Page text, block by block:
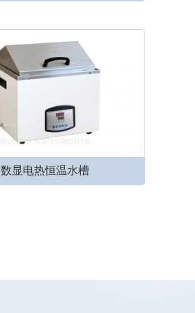
数显电热恒温水槽